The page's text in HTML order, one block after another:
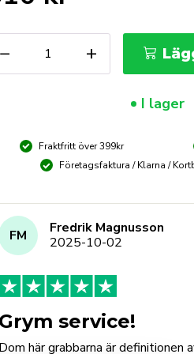
− +
I lager
Fraktfritt över 399kr
Företagsfaktura / Klarna /
FM
Fredrik Magnusson
2025-10-02
Grym service!
Dom här grabbarna är definitionen